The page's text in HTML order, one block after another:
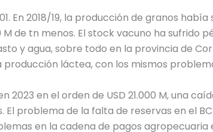
En 2018/19, la producción de granos había
de tn menos. El stock vacuno ha sufrido
y agua, sobre todo en la provincia de
láctea, con los mismos
en el orden de USD 21.000 M, una
problema de la falta de reservas en el
en la cadena de pagos agropecuaria